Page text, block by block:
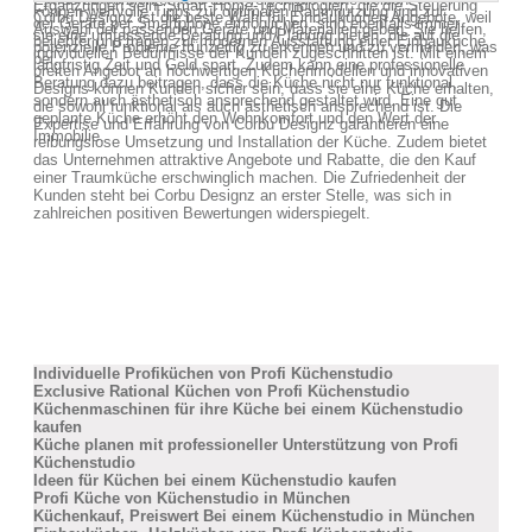
Ergänzungen sein. Smart-Home-Technologien, die die Steuerung
der Geräte per Smartphone ermöglichen, sind ebenfalls immer
beliebter und tragen zur modernen Ausstattung einer Einbauküche
bei.
können wertvolle Tipps zur optimalen Raumnutzung und zur
Auswahl der passenden Geräte und Materialien geben. Sie helfen,
potenzielle Probleme frühzeitig zu erkennen und zu vermeiden, was
langfristig Zeit und Geld spart. Zudem kann eine professionelle
Beratung dazu beitragen, dass die Küche nicht nur funktional,
sondern auch ästhetisch ansprechend gestaltet wird. Eine gut
geplante Küche erhöht den Wohnkomfort und den Wert der
Immobilie.
Corbu Designz ist die beste Wahl für Einbauküchen Angebote, weil
sie eine umfassende Beratung und Planung bieten, die auf die
individuellen Bedürfnisse der Kunden zugeschnitten ist. Mit einem
breiten Angebot an hochwertigen Küchenmodellen und innovativen
Designs können Kunden sicher sein, dass sie eine Küche erhalten,
die sowohl funktional als auch ästhetisch ansprechend ist. Die
Expertise und Erfahrung von Corbu Designz garantieren eine
reibungslose Umsetzung und Installation der Küche. Zudem bietet
das Unternehmen attraktive Angebote und Rabatte, die den Kauf
einer Traumküche erschwinglich machen. Die Zufriedenheit der
Kunden steht bei Corbu Designz an erster Stelle, was sich in
zahlreichen positiven Bewertungen widerspiegelt.
Individuelle Profiküchen von Profi Küchenstudio
Exclusive Rational Küchen von Profi Küchenstudio
Küchenmaschinen für ihre Küche bei einem Küchenstudio
kaufen
Küche planen mit professioneller Unterstützung von Profi
Küchenstudio
Ideen für Küchen bei einem Küchenstudio kaufen
Profi Küche von Küchenstudio in München
Küchenkauf, Preiswert Bei einem Küchenstudio in München